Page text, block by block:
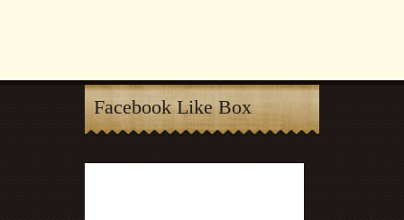
Facebook Like Box